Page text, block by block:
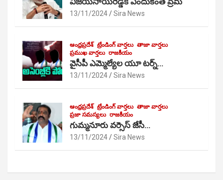
13/11/2024 Sira News
ఆంధ్రప్రదేశ్ ట్రేండింగ్ వార్తలు తాజా వార్తలు
ప్రముఖ వార్తలు రాజకీయం
వైసీపీ ఎమ్మెల్యేల యూ టర్న్…
13/11/2024 Sira News
ఆంధ్రప్రదేశ్ ట్రేండింగ్ వార్తలు తాజా వార్తలు
ప్రజా సమస్యలు రాజకీయం
గుమ్మనూరు వర్సెస్ జేసీ…
13/11/2024 Sira News